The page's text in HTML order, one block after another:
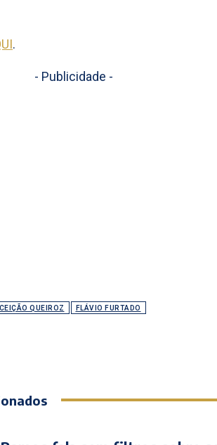
.
- Publicidade -
QUEIROZ FLÁVIO FURTADO